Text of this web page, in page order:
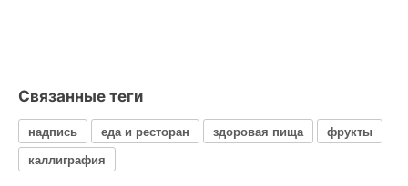
Связанные теги
надпись еда и ресторан здоровая пища
фрукты
каллиграфия